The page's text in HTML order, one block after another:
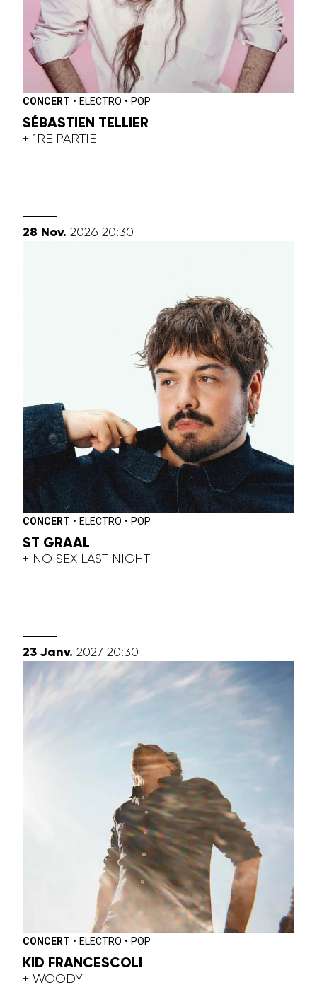
CONCERT • ELECTRO • POP
SÉBASTIEN TELLIER
+ 1RE PARTIE
28 novembre
Nov. 2026 20:30
CONCERT • ELECTRO • POP
ST GRAAL
+ NO SEX LAST NIGHT
23 janvier
Janv. 2027 20:30
CONCERT • ELECTRO • POP
KID FRANCESCOLI
+ WOODY